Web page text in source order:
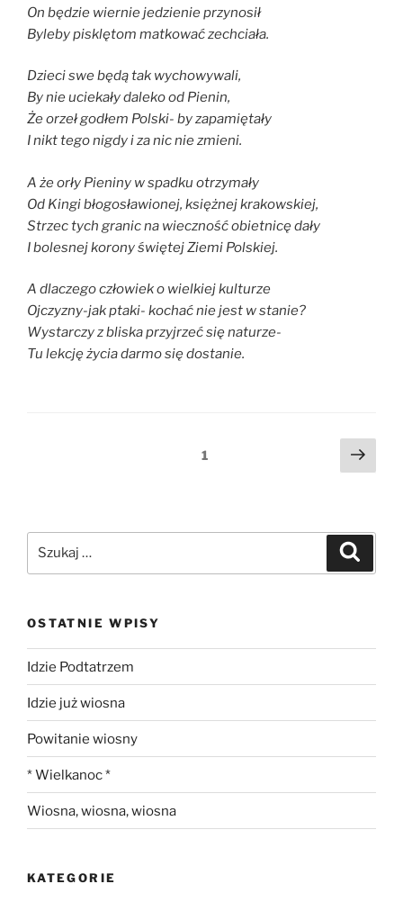
On będzie wiernie jedzienie przynosił
Byleby pisklętom matkować zechciała.
Dzieci swe będą tak wychowywali,
By nie uciekały daleko od Pienin,
Że orzeł godłem Polski- by zapamiętały
I nikt tego nigdy i za nic nie zmieni.
A że orły Pieniny w spadku otrzymały
Od Kingi błogosławionej, księżnej krakowskiej,
Strzec tych granic na wieczność obietnicę dały
I bolesnej korony świętej Ziemi Polskiej.
A dlaczego człowiek o wielkiej kulturze
Ojczyzny-jak ptaki- kochać nie jest w stanie?
Wystarczy z bliska przyjrzeć się naturze-
Tu lekcję życia darmo się dostanie.
Strona1
OSTATNIE WPISY
Idzie Podtatrzem
Idzie już wiosna
Powitanie wiosny
* Wielkanoc *
Wiosna, wiosna, wiosna
KATEGORIE